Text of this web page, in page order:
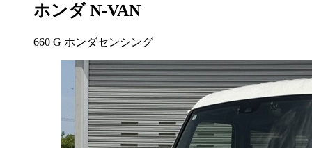
ホンダN-VAN
660 G ホンダセンシング